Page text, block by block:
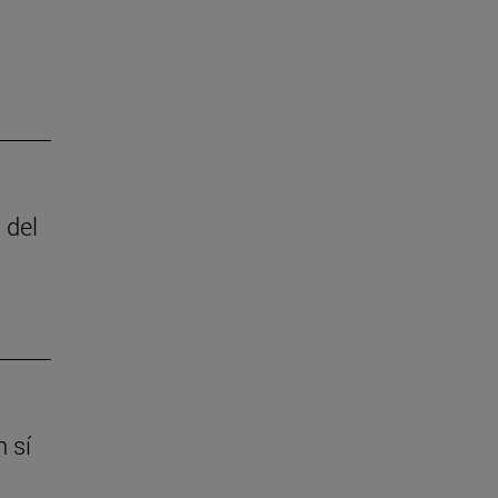
sí